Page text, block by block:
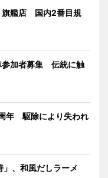
旗艦店 国内2番目規
参加者募集 伝統に触
年 駆除により失われ
、和風だしラーメ